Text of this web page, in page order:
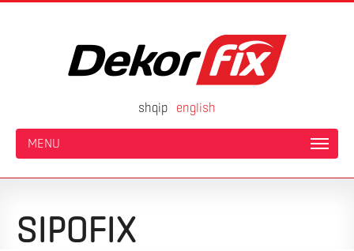
shqip english
MENU
SIPOFIX